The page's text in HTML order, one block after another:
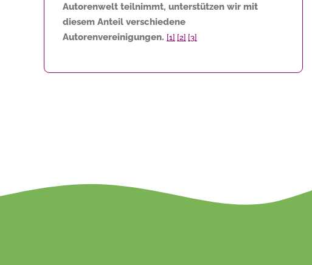
Autorenwelt teilnimmt, unterstützen wir mit
diesem Anteil verschiedene
Autorenvereinigungen. [1] [2] [3]